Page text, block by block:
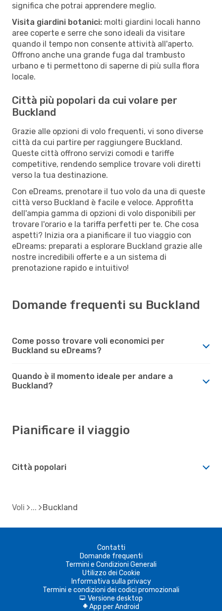
significa che potrai apprendere meglio.
Visita giardini botanici: molti giardini locali hanno
aree coperte e serre che sono ideali da visitare
quando il tempo non consente attività all'aperto.
Offrono anche una grande fuga dal trambusto
urbano e ti permettono di saperne di più sulla flora
locale.
Città più popolari da cui volare per
Buckland
Grazie alle opzioni di volo frequenti, vi sono diverse
città da cui partire per raggiungere Buckland.
Queste città offrono servizi comodi e tariffe
competitive, rendendo semplice trovare voli diretti
verso la tua destinazione.
Con eDreams, prenotare il tuo volo da una di queste
città verso Buckland è facile e veloce. Approfitta
dell'ampia gamma di opzioni di volo disponibili per
trovare l'orario e la tariffa perfetti per te. Che cosa
aspetti? Inizia ora a pianificare il tuo viaggio con
eDreams: preparati a esplorare Buckland grazie alle
nostre incredibili offerte e a un sistema di
prenotazione rapido e intuitivo!
Domande frequenti su Buckland
Come posso trovare voli economici per
Buckland su eDreams?
Quando è il momento ideale per andare a
Buckland?
Pianificare il viaggio
Città popolari
Voli Buckland
Contatti
Domande frequenti
Termini e Condizioni Generali
Utilizzo dei Cookie
Informativa sulla privacy
Termini e condizioni dei codici promozionali
d Versione desktop
A App per Android